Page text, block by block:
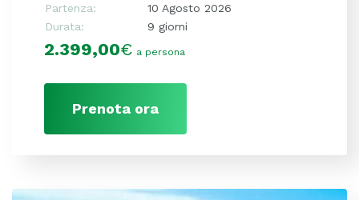
Partenza:
10 Agosto 2026
Durata:
9 giorni
2.399,00€ a persona
Prenota ora